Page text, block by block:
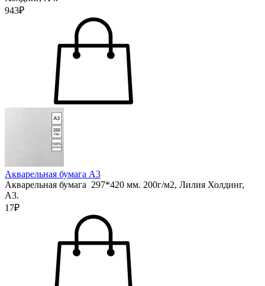
943₽
Акварельная бумага А3
Акварельная бумага 297*420 мм. 200г/м2, Лилия Холдинг,
А3.
17₽